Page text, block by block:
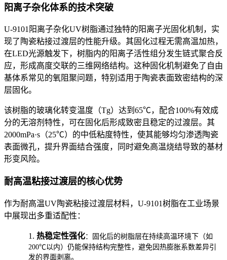
阳离子杂化体系的技术突破
U-9101阳离子杂化UV树脂通过独特的阳离子光固化机制，实
现了陶瓷粘接过渡层的性能升级。其固化过程无需高温加热，
在LED光源触发下，树脂内的阳离子活性组分发生链式聚合反
应，形成高度交联的三维网络结构。这种固化机制避免了自由
基体系常见的氧阻聚问题，特别适用于陶瓷表面致密结构的深
层固化。
该树脂的玻璃化转变温度（Tg）达到65℃，配合100%有效成
分的无溶剂特性，可在固化后形成致密且稳定的过渡层。其
2000mPa·s（25℃）的中低粘度特性，使其能够均匀渗透陶瓷
表面微孔，提升界面结合强度，同时避免高温烧结导致的基材
形变风险。
耐高温粘接过渡层的核心优势
作为耐高温UV陶瓷粘接过渡层材料，U-9101树脂在工业场景
中展现出多重适配性：
1. 热稳定性强化：固化后的树脂层在持续高温环境下（如
200℃以内）仍能保持结构完整性，避免因热膨胀系数差异引
发的界面剥离。